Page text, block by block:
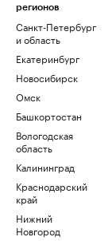
регионов
Санкт-Петербург
и область
Екатеринбург
Новосибирск
Омск
Башкортостан
Вологодская
область
Калининград
Краснодарский
край
Нижний
Новгород